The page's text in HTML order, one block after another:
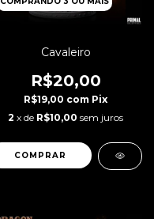
Cavaleiro
R$20,00
R$19,00 com Pix
2 x de R$10,00 sem juros
COMPRAR